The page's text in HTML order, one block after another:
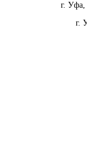
г. Уфа,
г.